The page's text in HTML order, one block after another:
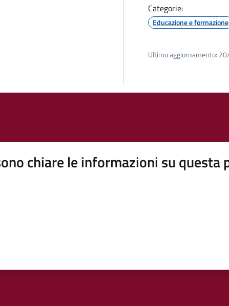
Categorie:
Educazione e formazione
Ultimo aggiornamento:
chiare le informazioni su questa